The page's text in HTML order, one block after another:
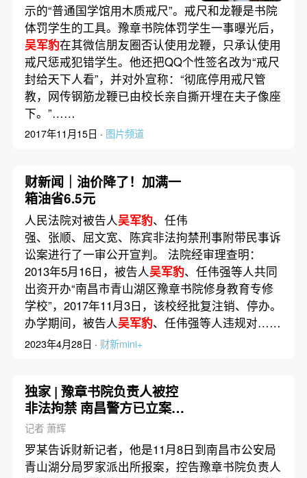
示的“普通国学馆用木质戒尺”。戒尺和龙鞭是书院
体罚学生的工具。豫章书院体罚学生一事曝光后，
吴军豹在其微信朋友圈否认使用龙鞭，只承认使用
戒尺惩戒犯错学生。他还把QQ个性签名改为“戒尺
封给天下人看”，并对外宣称：“彻底停用戒尺管
教，网传钢筋龙鞭已由校长亲自撕开埋在夫子像座
下。”……
2017年11月15日 · 图片频道
财新闻｜油价降了！加满一
箱油省6.5元
人民法院对被告人吴军豹、任伟
强、张顺、屈文宽、陈宾非法拘禁刑事附带民事诉
讼案进行了一审公开宣判。 法院经审理查明：
2013年5月16日，被告人吴军豹、任伟强等人共同
出资开办“南昌市青山湖区豫章书院修身教育专修
学校”，2017年11月3日，该校经批复注销、停办。
办学期间，被告人吴军豹、任伟强等人违规对……
2023年4月28日 · 财新mini+
独家 | 豫章书院负责人被控
非法拘禁 南昌警方已立案侦
查
记者 萧辉
罗某告诉财新记者，他是11月8日到南昌市公安局
青山湖分局罗家派出所报案，控告豫章书院负责人